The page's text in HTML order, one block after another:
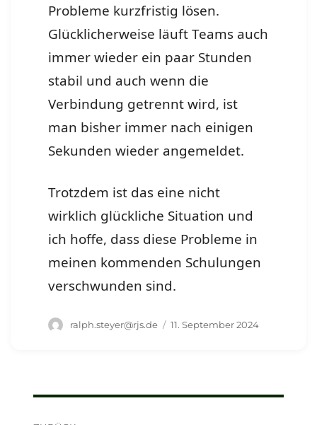
Probleme kurzfristig lösen.
Glücklicherweise läuft Teams auch
immer wieder ein paar Stunden
stabil und auch wenn die
Verbindung getrennt wird, ist
man bisher immer nach einigen
Sekunden wieder angemeldet.
Trotzdem ist das eine nicht
wirklich glückliche Situation und
ich hoffe, dass diese Probleme in
meinen kommenden Schulungen
verschwunden sind.
Autor
ralph.steyer@rjs.de
Veröffentlicht
11. September 2024